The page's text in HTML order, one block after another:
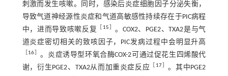
刺激而发生咳嗽。同时，感染后炎症细胞因子分泌失衡，
导致气道神经源性炎症和气道高敏感性持续存在于PIC病程
中，进而导致咳嗽反复
15
。COX2、PGE2、TXA2是与气
道炎症密切相关的致咳因子，PIC发病过程中会明显升高
16
。炎症诱导型环氧合酶COX-2可通过促花生四烯酸代
谢，衍生PGE2、TXA2从而加重炎症反应
17
。其中PGE2